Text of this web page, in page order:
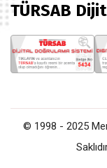
TÜRSAB
© 1998 - 2025